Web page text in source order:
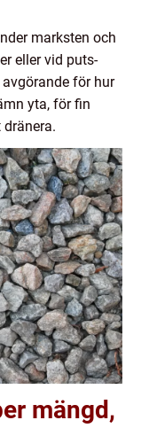
marksten och
eller vid puts-
för hur
yta, för fin
mängd,